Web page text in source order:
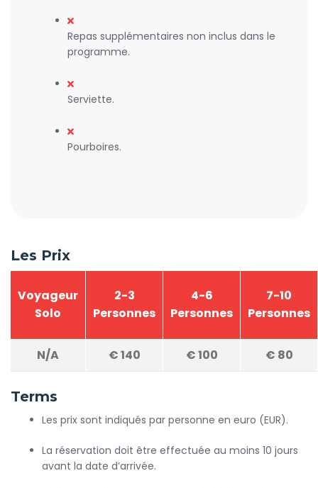
Repas supplémentaires non inclus dans le
programme.
Serviette.
Pourboires.
Les Prix
Voyageur
Solo
2-3
Personnes
4-6
Personnes
7-10
Personnes
N/A €140 €100 € 80
Terms
Les prix sont indiqués par personne en euro (EUR).
La réservation doit être effectuée au moins 10 jours
avant la date d’arrivée.